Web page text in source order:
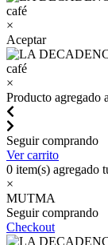
×
Aceptar
×
Producto agregado
Seguir comprando
Ver carrito
0 item(s) agregado
×
MUTMA
Seguir comprando
Checkout